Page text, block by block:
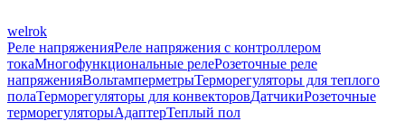
welrok
Реле напряженияРеле напряжения с контроллером
токаМногофункциональные релеРозеточные реле
напряженияВольтамперметрыТерморегуляторы для теплого
полаТерморегуляторы для конвекторовДатчикиРозеточные
терморегуляторыАдаптерТеплый пол